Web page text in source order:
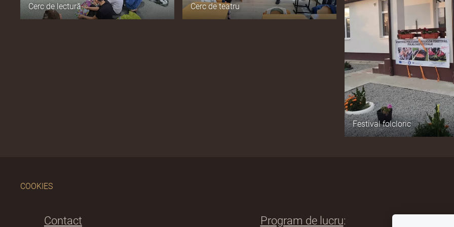
Cerc de lectură Cerc de teatru
Festival folcloric
COOKIES
Contact Program de lucru: